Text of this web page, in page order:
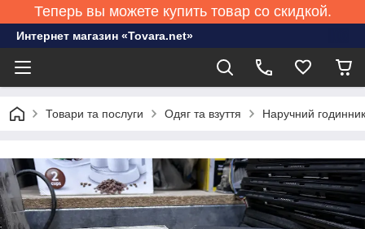
Теперь вы можете купить товар со скидкой.
Интернет магазин «Tovara.net»
Товари та послуги Одяг та взуття Наручний годинник